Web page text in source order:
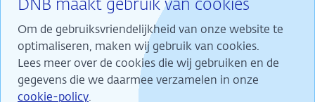
DNB maakt gebruik van cookies
Om de gebruiksvriendelijkheid van onze website te
optimaliseren, maken wij gebruik van cookies.
Lees meer over de cookies die wij gebruiken en de
gegevens die we daarmee verzamelen in onze
cookie-policy.
RSS InstagramLinkedin
X
Wij maken ons sterk voor financiële stabiliteit en